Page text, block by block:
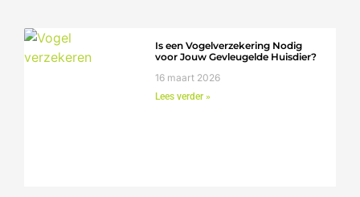
Is een Vogelverzekering Nodig
voor Jouw Gevleugelde Huisdier?
16 maart 2026
Lees verder »